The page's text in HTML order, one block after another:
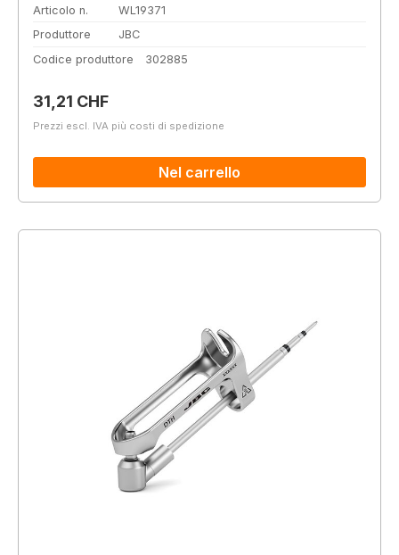
Articolo n.
WL19371
Produttore
JBC
Codice produttore
302885
Prezzo normale:
31,21 CHF
Prezzi escl. IVA più costi di spedizione
Nel carrello